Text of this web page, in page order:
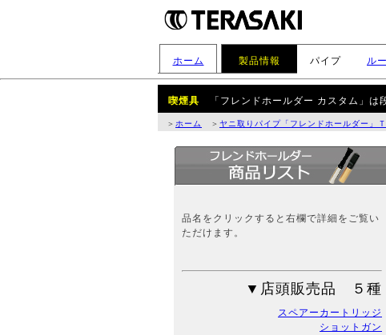
ホーム 製品情報 パイプ ル
喫煙具 「フレンドホールダー カスタム」は
＞ ホーム ＞ ヤニ取りパイプ「フレンドホールダー」
品名をクリックすると右欄で詳細をご覧い
ただけます。
▼店頭販売品 ５種
スペアーカートリッジ
ショットガン